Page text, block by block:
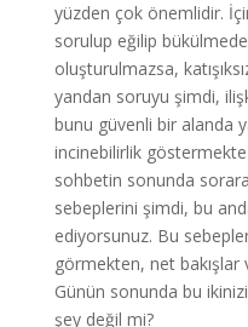
yüzden çok önemlidir.
sorulup eğilip
oluşturulmazsa,
yandan soruyu şimdi,
bunu güvenli bir alanda
incinebilirlik
sohbetin sonunda
sebeplerini şimdi, bu
ediyorsunuz. Bu
görmekten, net bakışlar
Günün sonunda bu
şey değil mi?